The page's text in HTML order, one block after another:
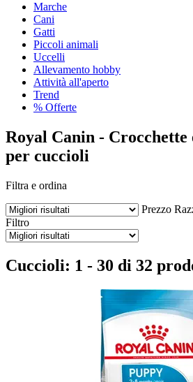
Marche
Cani
Gatti
Piccoli animali
Uccelli
Allevamento hobby
Attività all'aperto
Trend
% Offerte
Royal Canin - Crocchette
per cuccioli
Filtra e ordina
Prezzo
Filtro
Cuccioli: 1 - 30 di 32